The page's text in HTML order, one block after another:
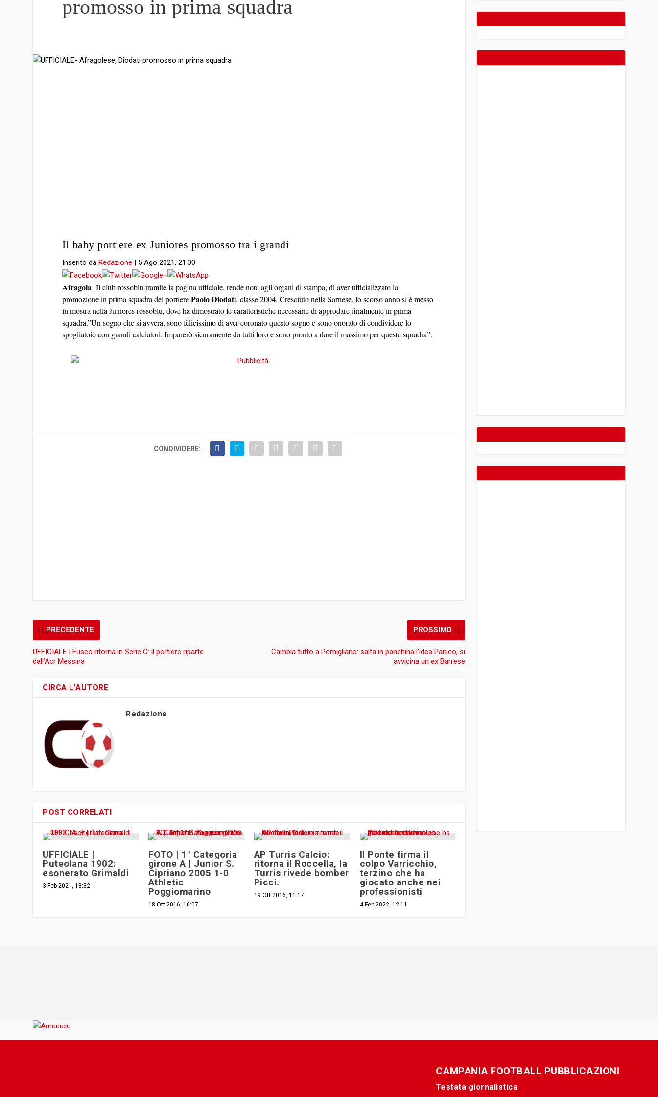
promosso in prima squadra
Il baby portiere ex Juniores promosso tra i grandi
Inserito daRedazione | 5 Ago 2021, 21:00
Afragola Il club rossoblu tramite la pagina ufficiale, rende nota agli organi di stampa, di aver ufficializzato la
promozione in prima squadra del portierePaolo Diodati, classe 2004. Cresciuto nella Sarnese, lo scorso anno si è messo
in mostra nella Juniores rossoblu, dove ha dimostrato le caratteristiche necessarie di approdare finalmente in prima
squadra.”Un sogno che si avvera, sono felicissimo di aver coronato questo sogno e sono onorato di condividere lo
spogliatoio con grandi calciatori. Imparerò sicuramente da tutti loro e sono pronto a dare il massimo per questa squadra”.
CONDIVIDERE:
PRECEDENTE
UFFICIALE | Fusco ritorna in Serie C: il portiere riparte
dall’Acr Messina
PROSSIMO
Cambia tutto a Pomigliano: salta in panchina l’idea Panico, si
avvicina un ex Barrese
CIRCA L'AUTORE
Redazione
POST CORRELATI
UFFICIALE |
Puteolana 1902:
esonerato Grimaldi
3 Feb 2021, 18:32
FOTO | 1° Categoria
girone A | Junior S.
Cipriano 2005 1-0
Athletic
Poggiomarino
18 Ott 2016, 10:07
AP Turris Calcio:
ritorna il Roccella, la
Turris rivede bomber
Picci.
19 Ott 2016, 11:17
Il Ponte firma il
colpo Varricchio,
terzino che ha
giocato anche nei
professionisti
4 Feb 2022, 12:11
CAMPANIA FOOTBALL PUBBLICAZIONI
Testata giornalistica